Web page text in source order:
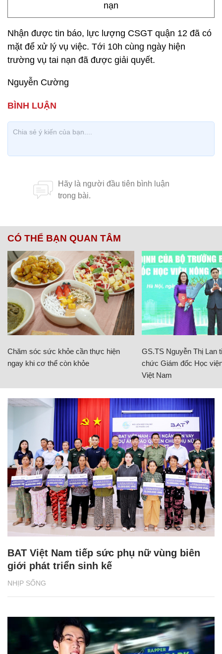
nạn
Nhận được tin báo, lực lượng CSGT quận 12 đã có
mặt để xử lý vụ việc. Tới 10h cùng ngày hiện
trường vụ tai nạn đã được giải quyết.
Nguyễn Cường
CÓ THỂ BẠN QUAN TÂM
Chăm sóc sức khỏe cần thực hiện
ngay khi cơ thể còn khỏe
GS.TS Nguyễn Thị Lan
chức Giám đốc Học
Việt Nam
NHỊP SỐNG
BAT Việt Nam tiếp sức phụ nữ vùng biên
giới phát triển sinh kế